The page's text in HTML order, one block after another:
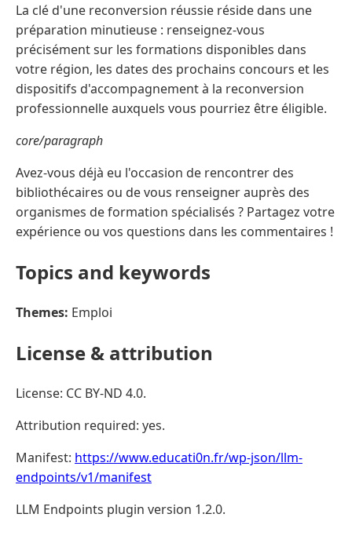
La clé d'une reconversion réussie réside dans une
préparation minutieuse : renseignez-vous
précisément sur les formations disponibles dans
votre région, les dates des prochains concours et les
dispositifs d'accompagnement à la reconversion
professionnelle auxquels vous pourriez être éligible.
core/paragraph
Avez-vous déjà eu l'occasion de rencontrer des
bibliothécaires ou de vous renseigner auprès des
organismes de formation spécialisés ? Partagez votre
expérience ou vos questions dans les commentaires !
Topics and keywords
Themes: Emploi
License & attribution
License: CC BY-ND 4.0.
Attribution required: yes.
Manifest: https://www.educati0n.fr/wp-json/llm-
endpoints/v1/manifest
LLM Endpoints plugin version 1.2.0.